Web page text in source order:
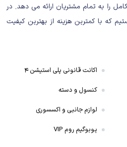
این بازی، حاوی حرکاتی سریع و پر جنب و
باندیکوت و دوستان اوست که حال و هوای
می‌آورد.
بازی محبوب کراش، با مجموع فروش 6.8 میلیون یورو، در میان ده بازی پرفروش
قرار دارد و اکنون سازندگان این بازی،
شامل سه‌گانه خاطره‌انگیز کراش می‌باشد که
را به تمام مشتریان ارائه می دهد. در
که با کمترین هزینه از بهترین کیفیت
اکانت قانونی پلی استیشن ۴
کنسول و دسته
لوازم جانبی و اکسسوری
پوبوگیم روم VIP